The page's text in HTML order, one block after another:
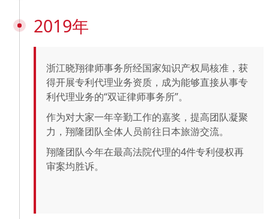
2019年
浙江晓翔律师事务所经国家知识产权局核准，获
得开展专利代理业务资质，成为能够直接从事专
利代理业务的“双证律师事务所”。
作为对大家一年辛勤工作的嘉奖，提高团队凝聚
力，翔隆团队全体人员前往日本旅游交流。
翔隆团队今年在最高法院代理的4件专利侵权再
审案均胜诉。